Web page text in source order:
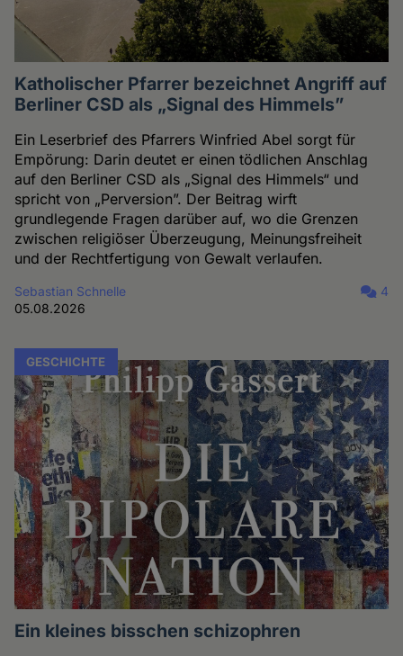
Katholischer Pfarrer bezeichnet Angriff auf
Berliner CSD als „Signal des Himmels”
Ein Leserbrief des Pfarrers Winfried Abel sorgt für
Empörung: Darin deutet er einen tödlichen Anschlag
auf den Berliner CSD als „Signal des Himmels“ und
spricht von „Perversion”. Der Beitrag wirft
grundlegende Fragen darüber auf, wo die Grenzen
zwischen religiöser Überzeugung, Meinungsfreiheit
und der Rechtfertigung von Gewalt verlaufen.
Sebastian Schnelle
05.08.2026
4
GESCHICHTE
Ein kleines bisschen schizophren